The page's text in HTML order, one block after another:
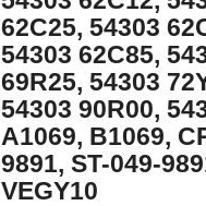
62C25, 54303
54303 62C85,
69R25, 54303
54303 90R00,
A1069, B1069,
9891, ST-049-
VEGY10